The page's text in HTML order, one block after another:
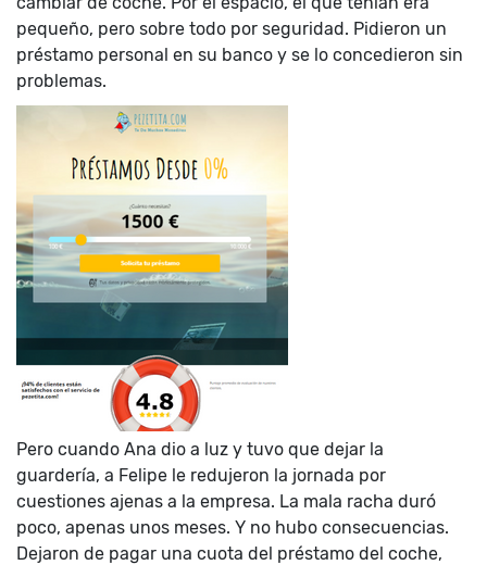
pequeño, pero sobre todo por seguridad. Pidieron un
préstamo personal en su banco y se lo concedieron sin
problemas.
Pero cuando Ana dio a luz y tuvo que dejar la
guardería, a Felipe le redujeron la jornada por
cuestiones ajenas a la empresa. La mala racha duró
poco, apenas unos meses. Y no hubo consecuencias.
Dejaron de pagar una cuota del préstamo del coche,